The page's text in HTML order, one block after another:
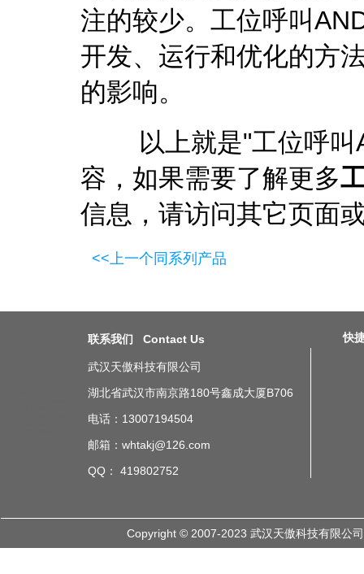
注的较少。工位呼叫
开发、运行和优化的方
的影响。
以上就是"工位呼叫
容，如果需要了解更多
信息，请访问其它页面
<<上一个同系列产品
联系我们 Contact Us
武汉天傲科技有限公司
湖北省武汉市南京路180号鑫成大厦B706
电话：13007194504
邮箱：whtakj@126.com
QQ： 419802752
快
Copyright © 2007-2023 武汉天傲科技有限